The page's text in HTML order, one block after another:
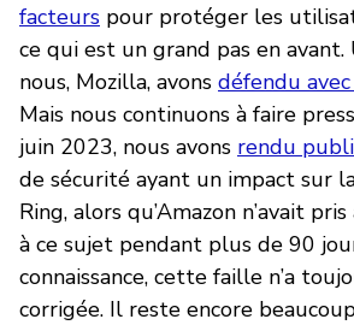
facteurs pour protéger les
ce qui est un grand pas en
nous, Mozilla, avons défendu
Mais nous continuons à faire
juin 2023, nous avons rendu
de sécurité ayant un impact sur
Ring, alors qu’Amazon n’avait
à ce sujet pendant plus de 90
connaissance, cette faille n’a
corrigée. Il reste encore